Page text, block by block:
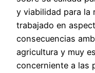
y viabilidad para la
trabajado en
consecuencias
agricultura y muy
concerniente a las